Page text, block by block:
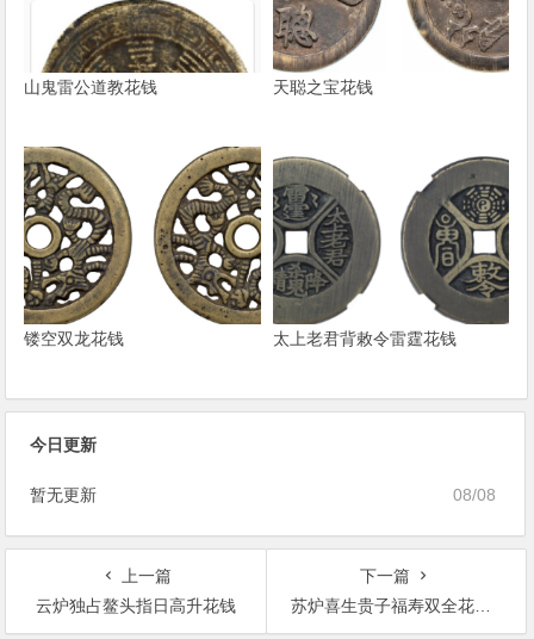
山鬼雷公道教花钱 天聪之宝花钱
镂空双龙花钱 太上老君背敕令雷霆花钱
今日更新
08/08
暂无更新
上一篇
云炉独占鳌头指日高升花钱
下一篇
苏炉喜生贵子福寿双全花钱成交价